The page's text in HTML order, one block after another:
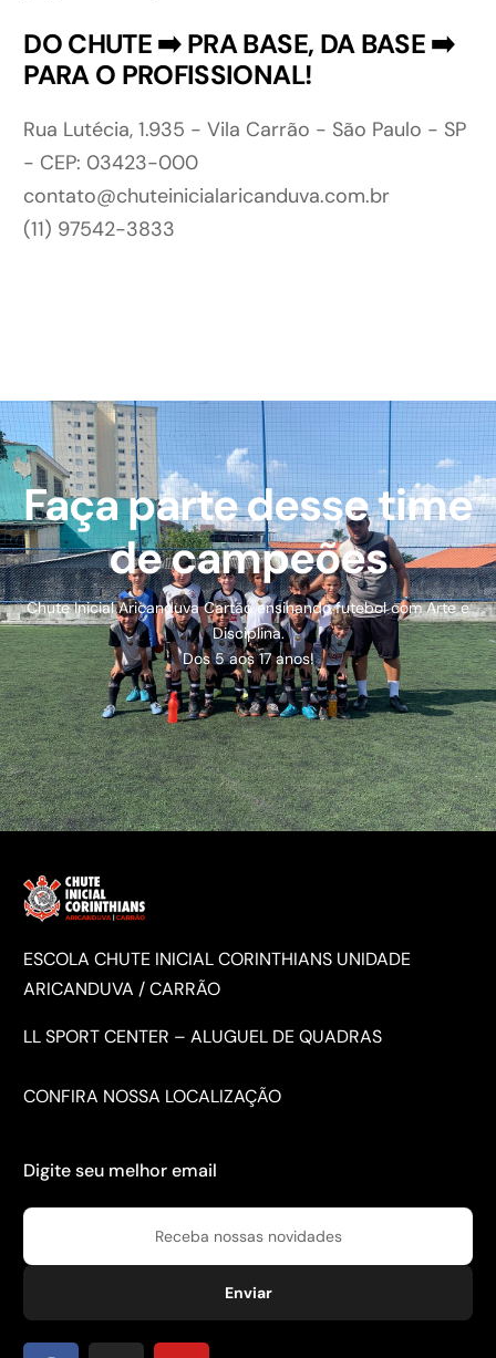
DO CHUTE ➡️ PRA BASE, DA BASE ➡️
PARA O PROFISSIONAL!
Rua Lutécia, 1.935 - Vila Carrão - São Paulo - SP
- CEP: 03423-000
contato@chuteinicialaricanduva.com.br
(11) 97542-3833
Faça parte desse time
de campeões
Chute Inicial Aricanduva Cartão ensinando futebol com Arte e
Disciplina.
Dos5aos 17 anos!
ESCOLA CHUTE INICIAL CORINTHIANS UNIDADE
ARICANDUVA / CARRÃO
LL SPORT CENTER – ALUGUEL DE QUADRAS
CONFIRA NOSSA LOCALIZAÇÃO
Digite seu melhor email
Enviar